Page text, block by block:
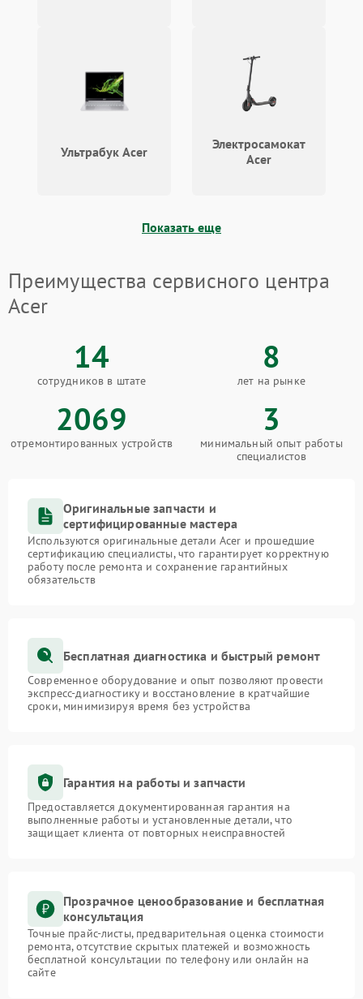
Ультрабук Acer
Электросамокат
Acer
Показать еще
Преимущества сервисного центра
Acer
14
сотрудников в штате
8
лет на рынке
2069
отремонтированных устройств
3
минимальный опыт работы
специалистов
Оригинальные запчасти и
сертифицированные мастера
Используются оригинальные детали Acer и прошедшие
сертификацию специалисты, что гарантирует корректную
работу после ремонта и сохранение гарантийных
обязательств
Бесплатная диагностика и быстрый ремонт
Современное оборудование и опыт позволяют провести
экспресс-диагностику и восстановление в кратчайшие
сроки, минимизируя время без устройства
Гарантия на работы и запчасти
Предоставляется документированная гарантия на
выполненные работы и установленные детали, что
защищает клиента от повторных неисправностей
Прозрачное ценообразование и бесплатная
консультация
Точные прайс-листы, предварительная оценка стоимости
ремонта, отсутствие скрытых платежей и возможность
бесплатной консультации по телефону или онлайн на
сайте